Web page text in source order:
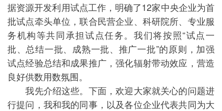
据资源开发利用试点工作，明确了12家中央企业为首
批试点牵头单位，联合民营企业、科研院所、专业服
务机构等共同承担试点任务。我们将按照“试点一
批、总结一批、成熟一批、推广一批”的原则，加强
试点经验总结和成果推广，强化辐射带动效应，营造
良好供数用数氛围。
我先介绍这些。下面，欢迎大家就关心的问题进
行提问，我和我的同事，以及各位企业代表共同为大